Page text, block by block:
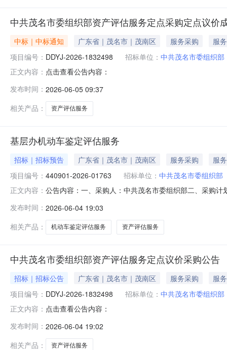
中共茂名市委组织部资产评估服务定点采购定点议价
中标｜中标通知 广东省｜茂名市｜茂南区 服务采购
服务
项目编号： DDYJ-2026-1832498 招标单位： 中共茂名市委组织部
正文内容： 点击查看公告内容：
发布时间： 2026-06-05 09:37
相关产品：
资产评估服务
基层办机动车鉴定评估服务
招标｜招标预告 广东省｜茂名市｜茂南区 服务采购
服务
项目编号： 440901-2026-01763 招标单位： 中共茂名市委组织部
正文内容： 公告内容：一、采购人：中共茂名市委组织部二、采购
发布时间： 2026-06-04 19:03
相关产品：
机动车鉴定评估服务 资产评估服务
中共茂名市委组织部资产评估服务定点议价采购公告
招标｜招标公告 广东省｜茂名市｜茂南区 服务采购
服务
项目编号： DDYJ-2026-1832498 招标单位： 中共茂名市委组织部
正文内容： 点击查看公告内容：
发布时间： 2026-06-04 19:02
相关产品：
资产评估服务